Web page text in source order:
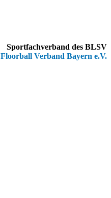
Sportfachverband des BLSV
Floorball Verband Bayern e.V.